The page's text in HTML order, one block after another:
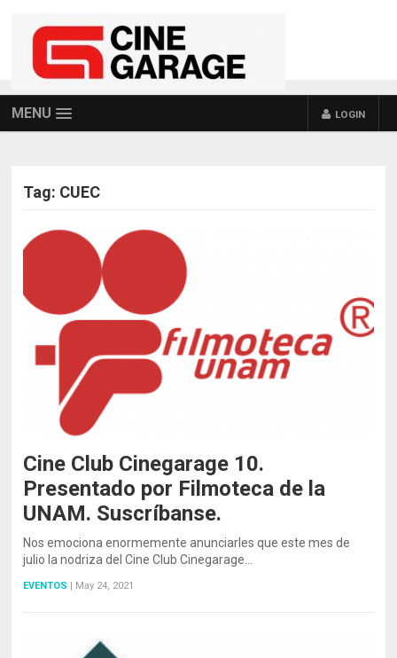
MENU LOGIN
Tag: CUEC
Cine Club Cinegarage 10.
Presentado por Filmoteca de la
UNAM. Suscríbanse.
Nos emociona enormemente anunciarles que este mes de
julio la nodriza del Cine Club Cinegarage…
EVENTOS May 24, 2021